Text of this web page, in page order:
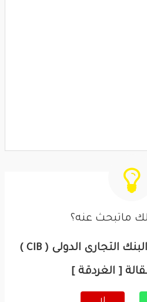
ماتبحث عنه؟
رقم تليفون و عنوان البنك التجارى الدولى ( CIB )
[ الغردقة ]